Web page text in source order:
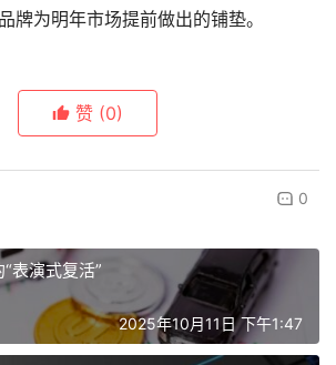
牌为明年市场提前做出的铺垫。
赞 (0)
0
表演式复活”
2025年10月11日 下午1:47